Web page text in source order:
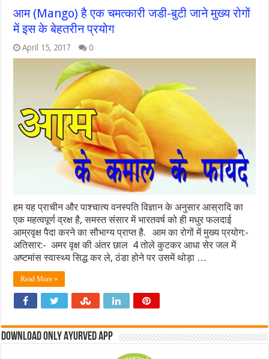
आम (Mango) है एक चमत्कारी जडी-बुटी जाने मुख्य रोगों
में इस के बेहतरीन प्रयोग
April 15, 2017 0
हम यह प्राचीन और पाश्चात्य वनस्पति विज्ञान के अनुसार आस्रादि का
एक महत्वपूर्ण व्रक्ष है, समस्त संसार में भारतवर्ष को ही मधुर फलदाई
आम्रवृक्ष पैदा करने का सौभाग्य प्राप्त है. आम का रोगों में मुख्य प्रयोग:-
अतिसार:- अमर वृक्ष की अंतर छाल 4 तोले कुटकर आधा सेर जल में
अष्टमांस स्वास्थ्य सिद्ध कर ले, ठंडा होने पर उसमें थोड़ा …
Read More »
Download Only Ayurved App